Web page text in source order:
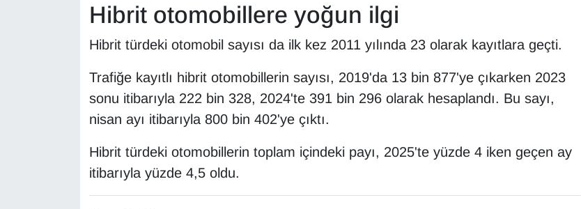
Hibrit otomobillere yoğun ilgi
Hibrit türdeki otomobil sayısı da ilk kez 2011 yılında 23 olarak kayıtlara geçti.
Trafiğe kayıtlı hibrit otomobillerin sayısı, 2019'da 13 bin 877'ye çıkarken 2023
sonu itibarıyla 222 bin 328, 2024'te 391 bin 296 olarak hesaplandı. Bu sayı,
nisan ayı itibarıyla 800 bin 402'ye çıktı.
Hibrit türdeki otomobillerin toplam içindeki payı, 2025'te yüzde 4 iken geçen ay
itibarıyla yüzde 4,5 oldu.
Sinema - TV